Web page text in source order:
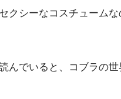
クシーなコスチューム
んでいると、コブラの